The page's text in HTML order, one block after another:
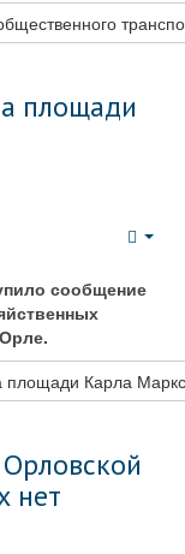
площади
сообщение
площади Карла
нет